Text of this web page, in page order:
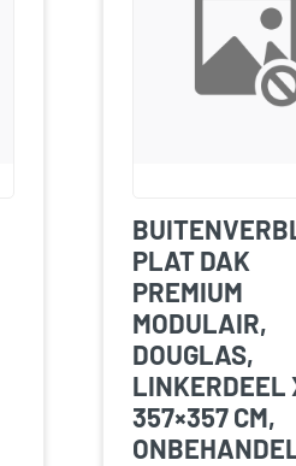
PLAT DAK
PREMIUM
MODULAIR,
DOUGLAS,
LINKERDEEL
357×357 CM,